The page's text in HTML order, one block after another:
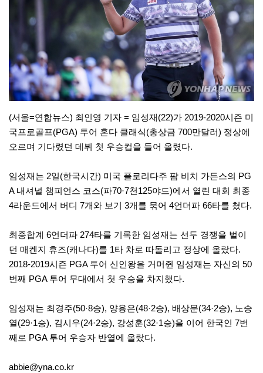
(서울=연합뉴스) 최인영 기자 = 임성재(22)가 2019-2020시즌 미
국프로골프(PGA) 투어 혼다 클래식(총상금 700만달러) 정상에
오르며 기다렸던 데뷔 첫 우승컵을 들어 올렸다.
임성재는 2일(한국시간) 미국 플로리다주 팜 비치 가든스의 PG
A 내셔널 챔피언스 코스(파70·7천125야드)에서 열린 대회 최종
4라운드에서 버디 7개와 보기 3개를 묶어 4언더파 66타를 쳤다.
최종합계 6언더파 274타를 기록한 임성재는 선두 경쟁을 벌이
던 매켄지 휴즈(캐나다)를 1타 차로 따돌리고 정상에 올랐다.
2018-2019시즌 PGA 투어 신인왕을 거머쥔 임성재는 자신의 50
번째 PGA 투어 무대에서 첫 우승을 차지했다.
임성재는 최경주(50·8승), 양용은(48·2승), 배상문(34·2승), 노승
열(29·1승), 김시우(24·2승), 강성훈(32·1승)을 이어 한국인 7번
째로 PGA 투어 우승자 반열에 올랐다.
abbie@yna.co.kr